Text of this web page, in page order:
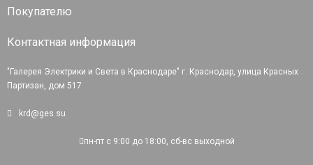
Покупателю
Контактная информация
"Галерея Электрики и Света в Краснодаре" г. Краснодар, улица Красных
Партизан, дом 517
krd@ges.su
пн-пт с 9:00 до 18:00, сб-вс выходной